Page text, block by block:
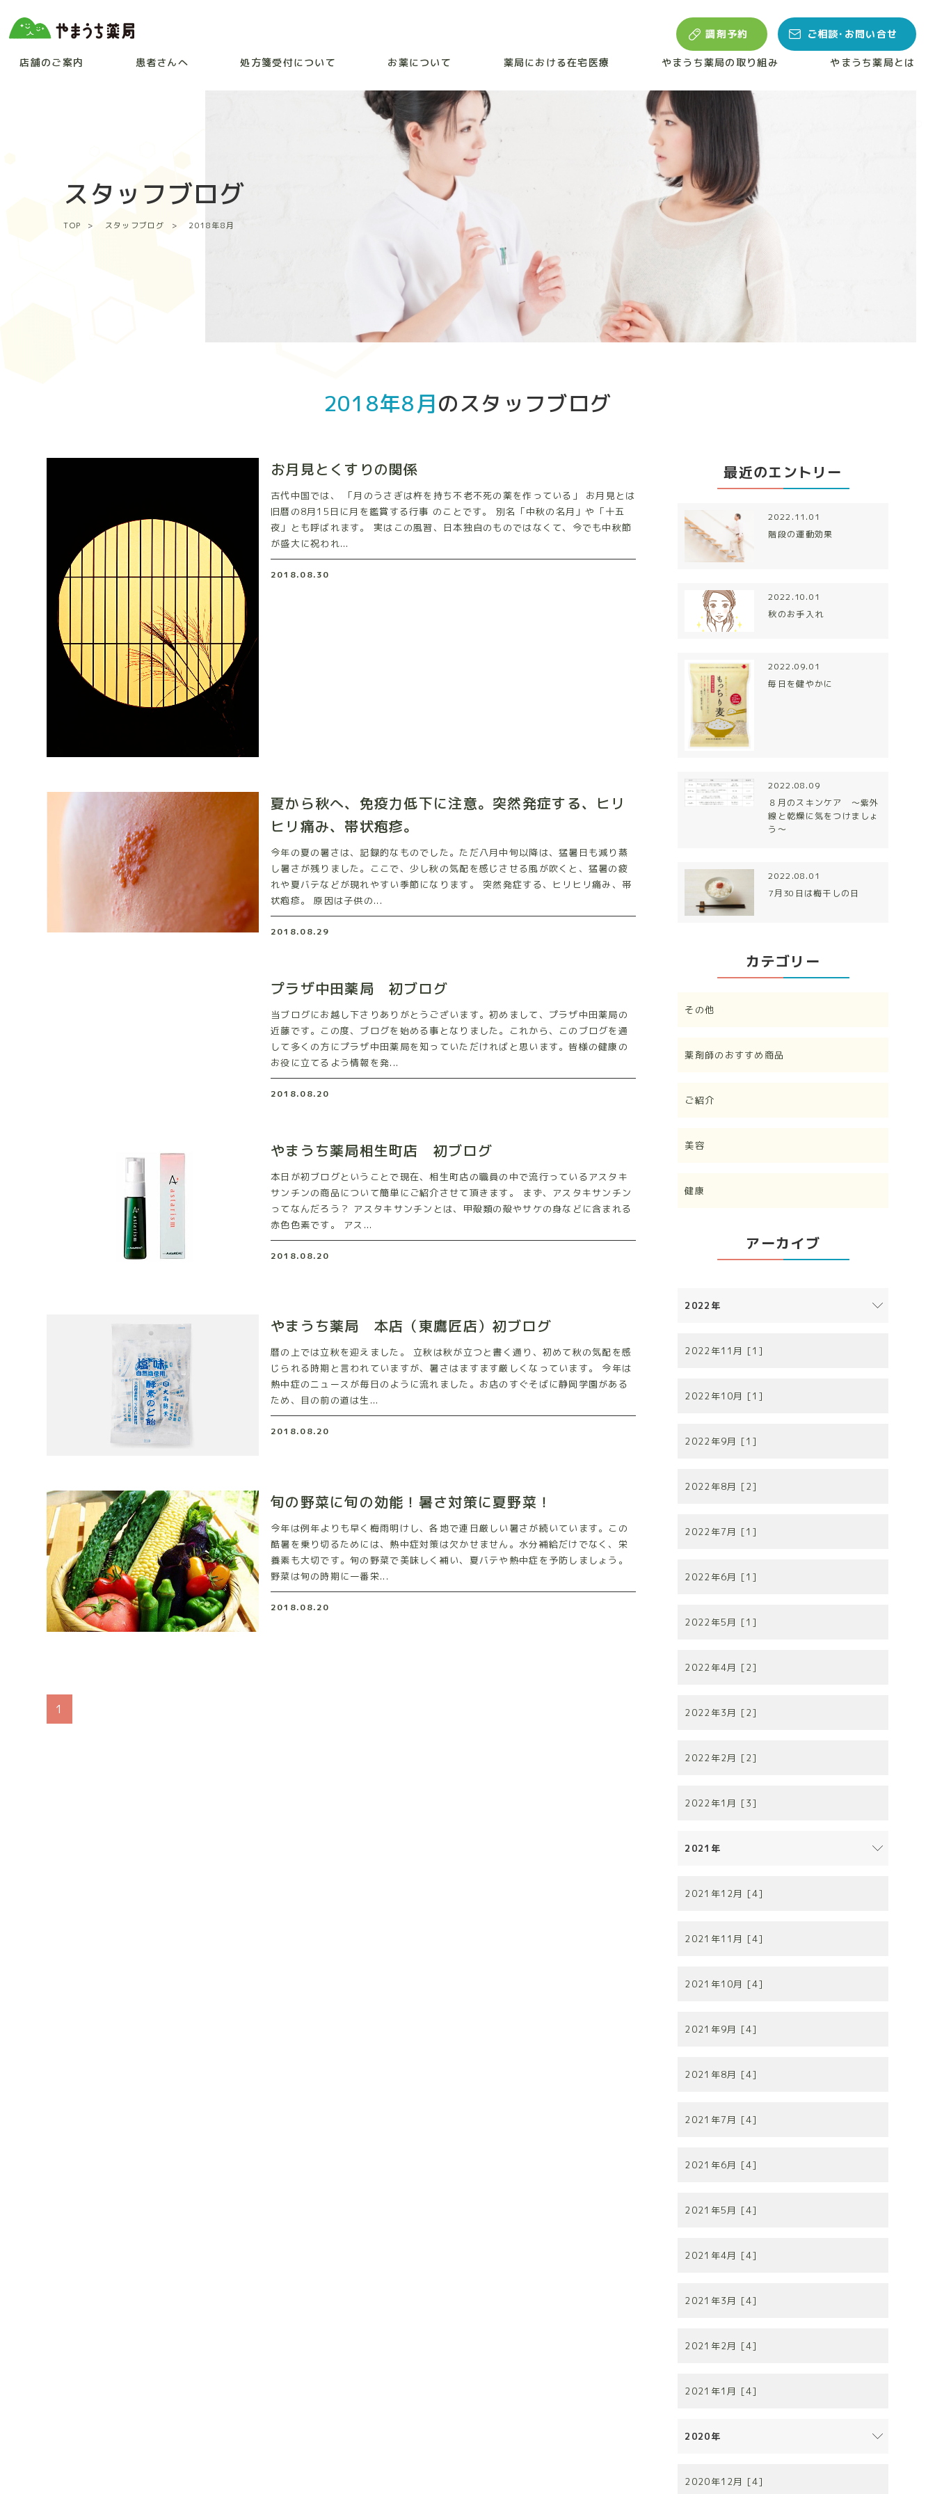
店舗のご案内 患者さんへ 処方箋受付について お薬について 薬局における在宅医療 やまうち薬局の取り組み やまうち薬局とは
調剤予約 ご相談･お問い合せ
スタッフブログ
TOP スタッフブログ 2018年8月
2018年8月のスタッフブログ
お月見とくすりの関係
古代中国では、 「月のうさぎは杵を持ち不老不死の薬を作っている」 お月見とは
旧暦の8月15日に月を鑑賞する行事 のことです。 別名「中秋の名月」や「十五
夜」とも呼ばれます。 実はこの風習、日本独自のものではなくて、今でも中秋節
が盛大に祝われ...
2018.08.30
夏から秋へ、免疫力低下に注意。突然発症する、ヒリ
ヒリ痛み、帯状疱疹。
今年の夏の暑さは、記録的なものでした。ただ八月中旬以降は、猛暑日も減り蒸
し暑さが残りました。ここで、少し秋の気配を感じさせる風が吹くと、猛暑の疲
れや夏バテなどが現れやすい季節になります。 突然発症する、ヒリヒリ痛み、帯
状疱疹。 原因は子供の...
2018.08.29
プラザ中田薬局 初ブログ
当ブログにお越し下さりありがとうございます。初めまして、プラザ中田薬局の
近藤です。この度、ブログを始める事となりました。これから、このブログを通
して多くの方にプラザ中田薬局を知っていただければと思います。皆様の健康の
お役に立てるよう情報を発...
2018.08.20
やまうち薬局相生町店 初ブログ
本日が初ブログということで現在、相生町店の職員の中で流行っているアスタキ
サンチンの商品について簡単にご紹介させて頂きます。 まず、アスタキサンチン
ってなんだろう？ アスタキサンチンとは、甲殻類の殻やサケの身などに含まれる
赤色色素です。 アス...
2018.08.20
やまうち薬局 本店（東鷹匠店）初ブログ
暦の上では立秋を迎えました。 立秋は秋が立つと書く通り、初めて秋の気配を感
じられる時期と言われていますが、暑さはますます厳しくなっています。 今年は
熱中症のニュースが毎日のように流れました。お店のすぐそばに静岡学園がある
ため、目の前の道は生...
2018.08.20
旬の野菜に旬の効能！暑さ対策に夏野菜！
今年は例年よりも早く梅雨明けし、各地で連日厳しい暑さが続いています。この
酷暑を乗り切るためには、熱中症対策は欠かせません。水分補給だけでなく、栄
養素も大切です。旬の野菜で美味しく補い、夏バテや熱中症を予防しましょう。
野菜は旬の時期に一番栄...
2018.08.20
1
最近のエントリー
2022.11.01
階段の運動効果
2022.10.01
秋のお手入れ
2022.09.01
毎日を健やかに
2022.08.09
８月のスキンケア 〜紫外
線と乾燥に気をつけましょ
う〜
2022.08.01
7月30日は梅干しの日
カテゴリー
その他
薬剤師のおすすめ商品
ご紹介
美容
健康
アーカイブ
2022年
2022年11月 [1]
2022年10月 [1]
2022年9月 [1]
2022年8月 [2]
2022年7月 [1]
2022年6月 [1]
2022年5月 [1]
2022年4月 [2]
2022年3月 [2]
2022年2月 [2]
2022年1月 [3]
2021年
2021年12月 [4]
2021年11月 [4]
2021年10月 [4]
2021年9月 [4]
2021年8月 [4]
2021年7月 [4]
2021年6月 [4]
2021年5月 [4]
2021年4月 [4]
2021年3月 [4]
2021年2月 [4]
2021年1月 [4]
2020年
2020年12月 [4]